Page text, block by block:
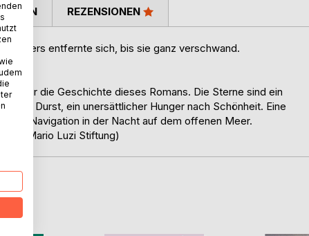
Vaters entfernte sich, bis sie ganz verschwand.
nur die Geschichte dieses Romans. Die Sterne sind ein
Durst, ein unersättlicher Hunger nach Schönheit. Eine
die Navigation in der Nacht auf dem offenen Meer.
der Mario Luzi Stiftung)
REZENSIONEN